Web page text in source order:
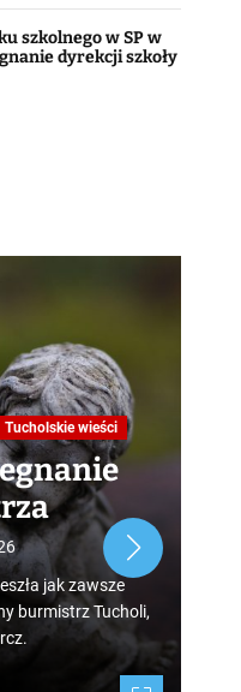
szkolnego w SP w
dyrekcji szkoły
Tucholskie wieści
jak zawsze
burmistrz Tucholi,